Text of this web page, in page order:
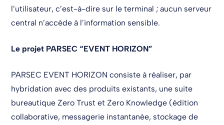
l’utilisateur, c’est-à-dire sur le terminal ; aucun serveur
central n’accède à l’information sensible.
Le projet PARSEC “EVENT HORIZON”
PARSEC EVENT HORIZON consiste à réaliser, par
hybridation avec des produits existants, une suite
bureautique Zero Trust et Zero Knowledge (édition
collaborative, messagerie instantanée, stockage de